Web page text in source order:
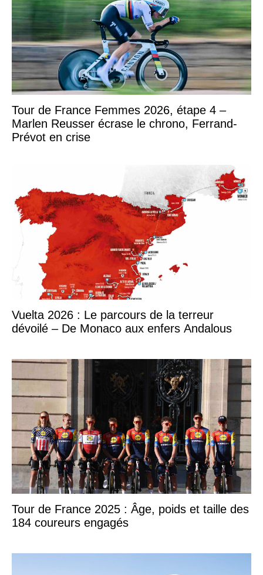
Tour de France Femmes 2026, étape 4 –
Marlen Reusser écrase le chrono, Ferrand-
Prévot en crise
Vuelta 2026 : Le parcours de la terreur
dévoilé – De Monaco aux enfers Andalous
Tour de France 2025 : Âge, poids et taille des
184 coureurs engagés